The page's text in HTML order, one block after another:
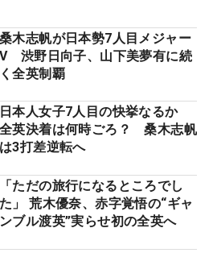
桑木志帆が日本勢7人目メジャー
V 渋野日向子、山下美夢有に続
く全英制覇
日本人女子7人目の快挙なるか
全英決着は何時ごろ？ 桑木志帆
は3打差逆転へ
「ただの旅行になるところでし
た」 荒木優奈、赤字覚悟の“ギャ
ンブル渡英”実らせ初の全英へ